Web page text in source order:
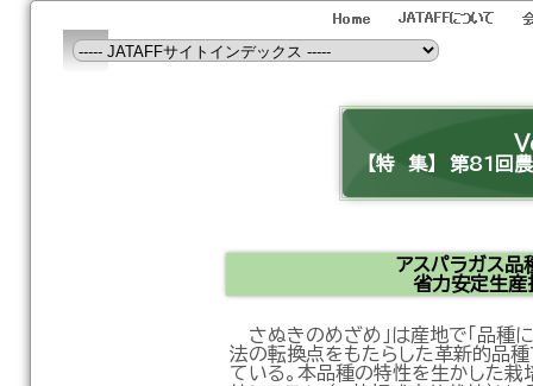
【特 集】 第81回
アスパラガス品
省力安定生産
さぬきのめざめ」は産地で「品種
法の転換点をもたらした革新的品種
ている。本品種の特性を生かした栽